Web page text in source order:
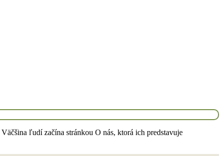
ľudí začína stránkou O nás, ktorá ich predstavuje